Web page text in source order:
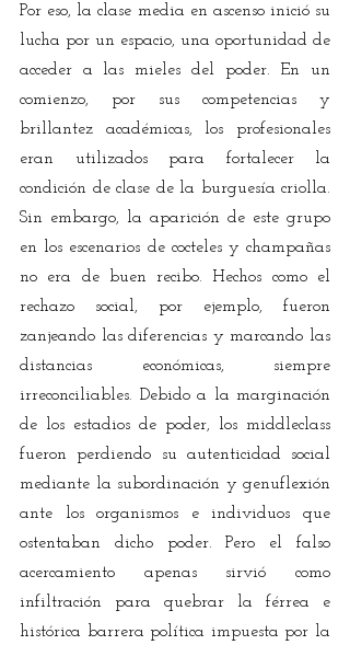
Por eso, la clase media en ascenso inició su
lucha por un espacio, una oportunidad de
acceder a las mieles del poder. En un
comienzo, por sus competencias y
brillantez académicas, los profesionales
eran utilizados para fortalecer la
condición de clase de la burguesía criolla.
Sin embargo, la aparición de este grupo
en los escenarios de cocteles y champañas
no era de buen recibo. Hechos como el
rechazo social, por ejemplo, fueron
zanjeando las diferencias y marcando las
distancias económicas, siempre
irreconciliables. Debido a la marginación
de los estadios de poder, los middleclass
fueron perdiendo su autenticidad social
mediante la subordinación y genuflexión
ante los organismos e individuos que
ostentaban dicho poder. Pero el falso
acercamiento apenas sirvió como
infiltración para quebrar la férrea e
histórica barrera política impuesta por la